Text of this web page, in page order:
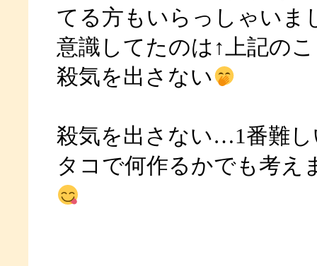
てる方もいらっしゃいま
意識してたのは↑上記の
殺気を出さない
殺気を出さない…1番難し
タコで何作るかでも考え